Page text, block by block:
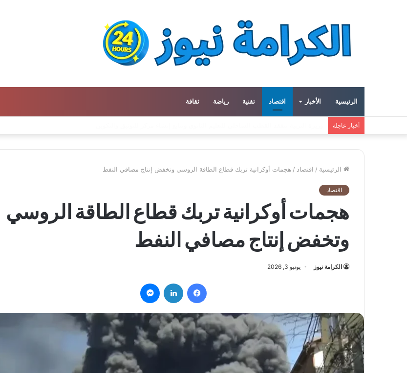
الرئيسية الأخبار اقتصاد تقنية رياضة ثقافة
أخبار عاجلة
الرئيسية / اقتصاد / هجمات أوكرانية تربك قطاع الطاقة الروسي وتخفض إنتاج مصافي النفط
اقتصاد
هجمات أوكرانية تربك قطاع الطاقة الروسي
وتخفض إنتاج مصافي النفط
الكرامة نيوز يونيو 3, 2026
فيسبوك لينكدإن